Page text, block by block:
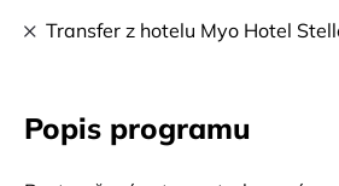
Transfer z hotelu Myo Hotel
Popis programu